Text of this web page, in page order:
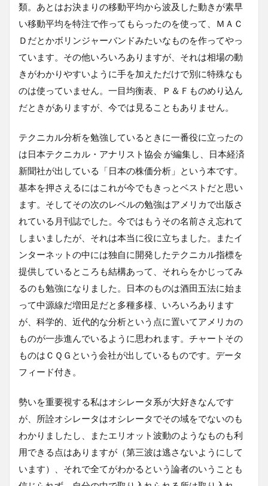
類。あとはお決まりの移動平均から波及した動きが素早
い移動平均を特注で作ってもらったのを使って、ＭＡＣ
Ｄだとかボリンジャーバンドみたいなものを作ってやっ
ています。その他いろいろありますが、それは相場の動
きがわかりやすいように手を加えただけで別に特殊なも
のは使っていません。一目均衡表、Ｐ＆Ｆものめり込ん
だときがありますが、今では見ることもありません。
テクニカル分析を勉強しているときに一番役に立ったの
は日本テクニカル・アナリスト協会 が編集し、日本経済
新聞社が出している「日本の株価分析」という本です。
基本を押さえるにはこれが今でもきっとベストだと思い
ます。そしてその次のレベルの勉強はアメリカで出版さ
れている月刊誌でした。今ではもうその名前さえ忘れて
しまいましたが、それは本当に役に立ちました。またイ
ンターネットの中には独自に開発したテクニカル指標を
提供しているところも結構あって、それらをかじってみ
るのも勉強になりました。日本のものは酒田五法に始ま
って中源線だ増田足だと多種多様、いろいろあります
が、科学的、近代的な分析という点に置いてアメリカの
ものが一歩進んでいるように思われます。チャートその
ものはＣＱＧという会社が出しているものです。データ
フィード付き。
勢いを重要視する私はオシレータ系が大好きなんです
が、所詮オシレータはオシレータでその域をでないのも
わかりましたし、またエリオット波動のようなものも利
用できる点はありますが（第三波は逃さないようにして
います）、それで全てがわかるという論者のいうことも